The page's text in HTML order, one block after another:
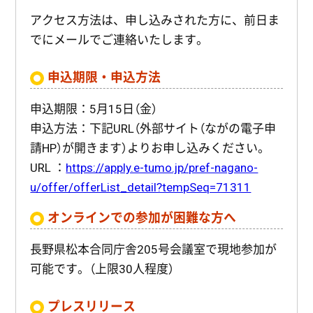
アクセス方法は、申し込みされた方に、前日ま
でにメールでご連絡いたします。
申込期限・申込方法
申込期限：5月15日（金）
申込方法：下記URL（外部サイト（ながの電子申
請HP）が開きます）よりお申し込みください。
URL ： https://apply.e-tumo.jp/pref-nagano-
u/offer/offerList_detail?tempSeq=71311
オンラインでの参加が困難な方へ
長野県松本合同庁舎205号会議室で現地参加が
可能です。（上限30人程度）
プレスリリース